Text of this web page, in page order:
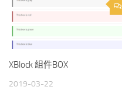
XBlock 組件BOX
2019-03-22